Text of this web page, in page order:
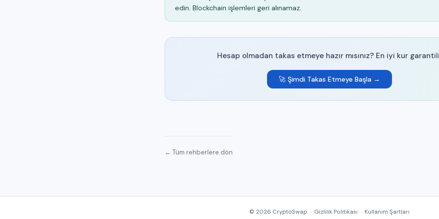
edin. Blockchain işlemleri geri alınamaz.
Hesap olmadan takas etmeye hazır mısınız? En iyi kur
🚀 Şimdi Takas Etmeye Başla →
← Tüm rehberlere dön
© 2026 CryptoSwap · Gizlilik Politikası · Kullanım Şartları